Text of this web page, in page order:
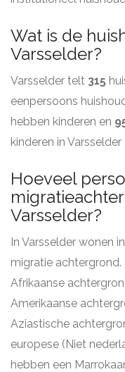
Wat is de
Varsselder?
Varsselder telt 315
eenpersoons
hebben kinderen en
kinderen in Varsselder
Hoeveel
Varsselder?
In Varsselder wonen
migratie achtergrond.
Afrikaanse
Amerikaanse
Aziastische
europese (Niet
hebben een